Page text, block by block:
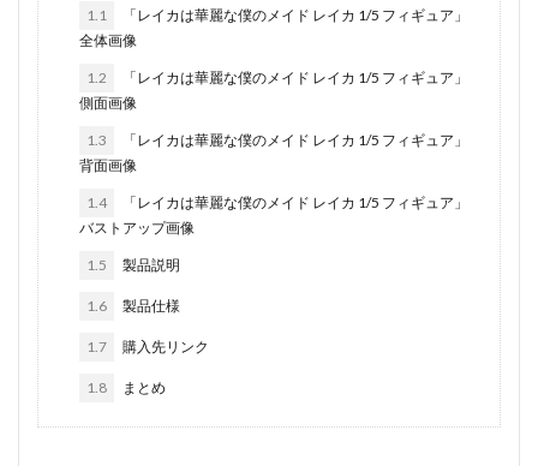
1.1
「レイカは華麗な僕のメイド レイカ 1/5 フィギュア」
全体画像
1.2
「レイカは華麗な僕のメイド レイカ 1/5 フィギュア」
側面画像
1.3
「レイカは華麗な僕のメイド レイカ 1/5 フィギュア」
背面画像
1.4
「レイカは華麗な僕のメイド レイカ 1/5 フィギュア」
バストアップ画像
1.5 製品説明
1.6 製品仕様
1.7 購入先リンク
1.8 まとめ